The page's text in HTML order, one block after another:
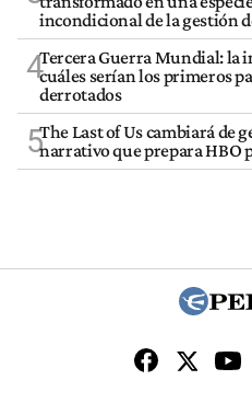
incondicional de la gestión
4Tercera Guerra Mundial: la
cuáles serían los primeros
derrotados
5The Last of Us cambiará de
narrativo que prepara HBO